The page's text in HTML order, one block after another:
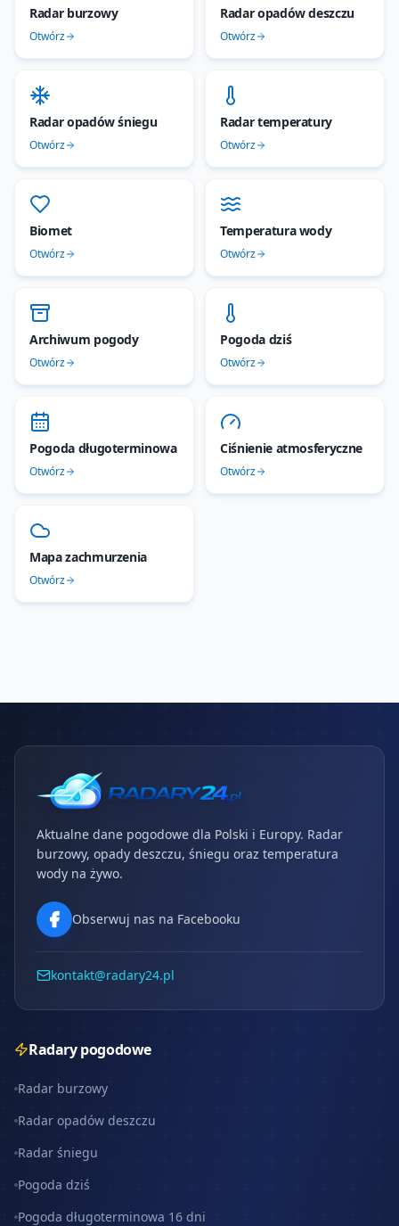
Radar burzowy
Otwórz
Radar opadów deszczu
Otwórz
Radar opadów śniegu
Otwórz
Radar temperatury
Otwórz
Biomet
Otwórz
Temperatura wody
Otwórz
Archiwum pogody
Otwórz
Pogoda dziś
Otwórz
Pogoda długoterminowa
Otwórz
Ciśnienie atmosferyczne
Otwórz
Mapa zachmurzenia
Otwórz
Aktualne dane pogodowe dla Polski i Europy. Radar
burzowy, opady deszczu, śniegu oraz temperatura
wody na żywo.
Obserwuj nas na Facebooku
kontakt@radary24.pl
Radary pogodowe
Radar burzowy
Radar opadów deszczu
Radar śniegu
Pogoda dziś
Pogoda długoterminowa 16 dni